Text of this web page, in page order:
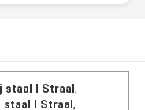
staal I Straal,
staal I Straal,